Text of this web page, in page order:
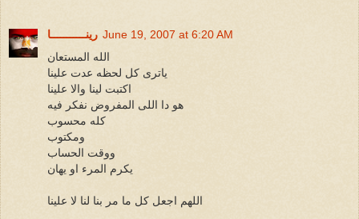
رينـــــــــــا June 19, 2007 at 6:20 AM
الله المستعان
ياترى كل لحظه عدت علينا
اكتبت لينا والا علينا
هو دا اللى المفروض نفكر فيه
كله محسوب
ومكتوب
ووقت الحساب
يكرم المرء او يهان
اللهم اجعل كل ما مر بنا لنا لا علينا